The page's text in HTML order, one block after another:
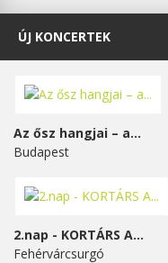
ÚJ KONCERTEK
Az ősz hangjai – a...
Budapest
2.nap - KORTÁRS A...
Fehérvárcsurgó